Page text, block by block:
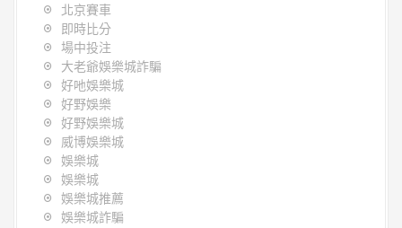
北京賽車
即時比分
場中投注
大老爺娛樂城詐騙
好吔娛樂城
好野娛樂
好野娛樂城
威博娛樂城
娛樂城
娛樂城
娛樂城推薦
娛樂城詐騙